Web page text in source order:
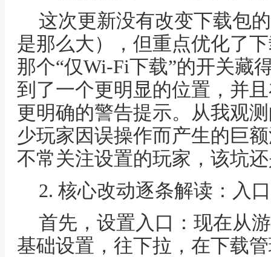
这次更新没有改变下载包
是那么大），但重点优化了
那个“仅Wi-Fi下载”的开关藏
到了一个更明显的位置，并
更明确的警告提示。从我观
少玩家因误操作而产生的巨
不常关注设置的玩家，该坑
2. 核心改动逐条解读：入
首先，设置入口：现在从
基础设置，往下拉，在下载